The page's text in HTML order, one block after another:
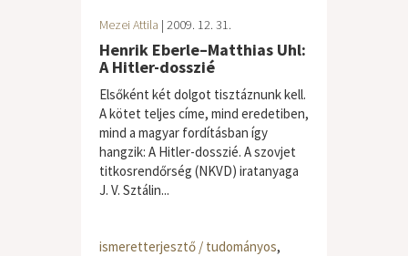
Mezei Attila | 2009. 12. 31.
Henrik Eberle–Matthias Uhl:
A Hitler-dosszié
Elsőként két dolgot tisztáznunk kell.
A kötet teljes címe, mind eredetiben,
mind a magyar fordításban így
hangzik: A Hitler-dosszié. A szovjet
titkosrendőrség (NKVD) iratanyaga
J. V. Sztálin...
ismeretterjesztő / tudományos,